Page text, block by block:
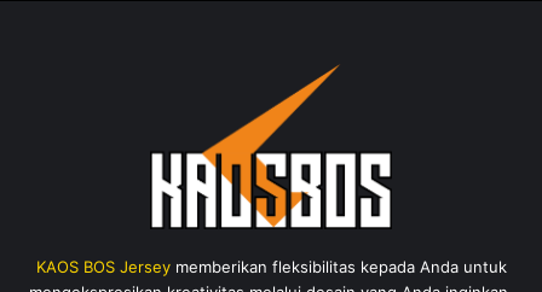
KAOS BOS Jerseymemberikan fleksibilitas kepada Anda untuk